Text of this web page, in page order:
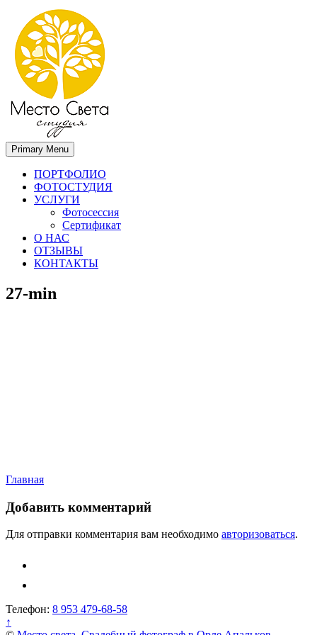
Место света. Свадебный фотограф в Орле Апальков Вячеслав
Свадебный фотограф в Орле
Primary Menu
ПОРТФОЛИО
ФОТОСТУДИЯ
УСЛУГИ
Фотосессия
Сертификат
О НАС
ОТЗЫВЫ
КОНТАКТЫ
27-min
Навигация
по
записям
Главная
Добавить комментарий
Для отправки комментария вам необходимо авторизоваться.
Телефон: 8 953 479-68-58
↑